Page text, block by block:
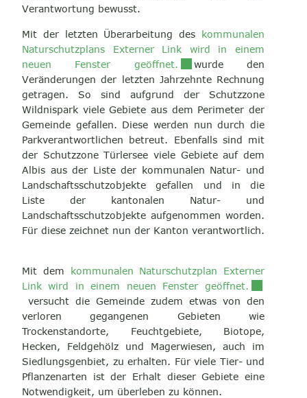
Verantwortung bewusst.
Mit der letzten Überarbeitung des kommunalen
Naturschutzplans Externer Link wird in einem
neuen Fenster geöffnet. Externer Link wird in
wurde den
Veränderungen der letzten Jahrzehnte Rechnung
getragen. So sind aufgrund der Schutzzone
Wildnispark viele Gebiete aus dem Perimeter der
Gemeinde gefallen. Diese werden nun durch die
Parkverantwortlichen betreut. Ebenfalls sind mit
der Schutzzone Türlersee viele Gebiete auf dem
Albis aus der Liste der kommunalen Natur- und
Landschaftsschutzobjekte gefallen und in die
Liste der kantonalen Natur- und
Landschaftsschutzobjekte aufgenommen worden.
Für diese zeichnet nun der Kanton verantwortlich.
Mit dem kommunalen Naturschutzplan Externer
Link wird in einem neuen Fenster geöffnet.
versucht die Gemeinde zudem etwas von den
verloren gegangenen Gebieten wie
Trockenstandorte, Feuchtgebiete, Biotope,
Hecken, Feldgehölz und Magerwiesen, auch im
Siedlungsgenbiet, zu erhalten. Für viele Tier- und
Pflanzenarten ist der Erhalt dieser Gebiete eine
Notwendigkeit, um überleben zu können.